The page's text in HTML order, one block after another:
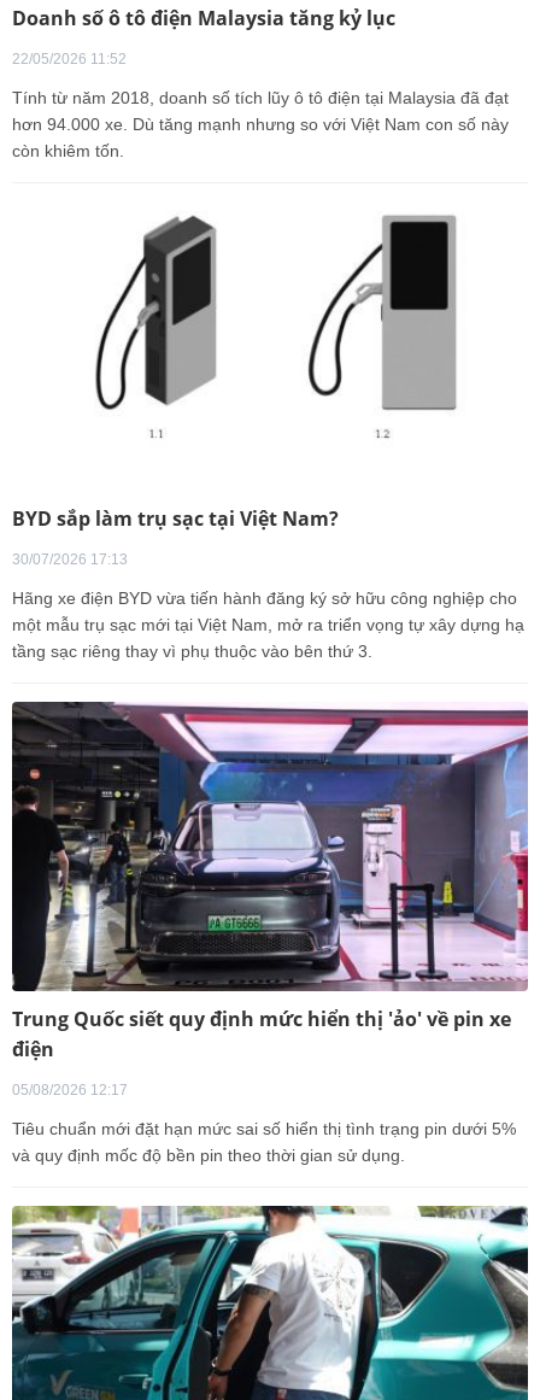
Doanh số ô tô điện Malaysia tăng kỷ lục
22/05/2026 11:52
Tính từ năm 2018, doanh số tích lũy ô tô điện tại Malaysia đã đạt
hơn 94.000 xe. Dù tăng mạnh nhưng so với Việt Nam con số này
còn khiêm tốn.
BYD sắp làm trụ sạc tại Việt Nam?
30/07/2026 17:13
Hãng xe điện BYD vừa tiến hành đăng ký sở hữu công nghiệp cho
một mẫu trụ sạc mới tại Việt Nam, mở ra triển vọng tự xây dựng hạ
tầng sạc riêng thay vì phụ thuộc vào bên thứ 3.
Trung Quốc siết quy định mức hiển thị 'ảo' về pin xe
điện
05/08/2026 12:17
Tiêu chuẩn mới đặt hạn mức sai số hiển thị tình trạng pin dưới 5%
và quy định mốc độ bền pin theo thời gian sử dụng.